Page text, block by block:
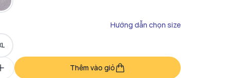
Hướng dẫn chọn size
Thêm vào giỏ